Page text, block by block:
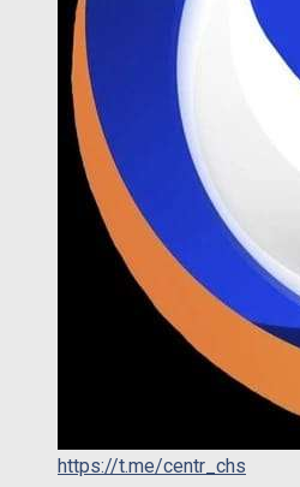
https://t.me/centr_chs